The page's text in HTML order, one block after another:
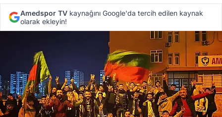
Amedspor TV kaynağını Google'da tercih edilen kaynak
olarak ekleyin!